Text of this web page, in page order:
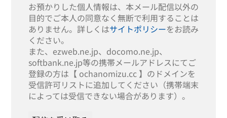
お預かりした個人情報は、本メール配信以外の
目的でご本人の同意なく無断で利用することは
ありません。詳しくはサイトポリシーをお読み
ください。
また、ezweb.ne.jp、docomo.ne.jp、
softbank.ne.jp等の携帯メールアドレスにてご
登録の方は【 ochanomizu.cc 】のドメインを
受信許可リストに追加してください（携帯端末
によっては受信できない場合があります）。